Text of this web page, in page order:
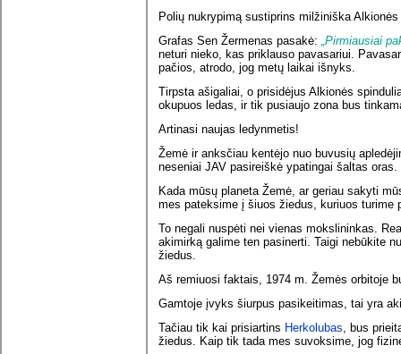
Polių nukrypimą sustiprins milžiniška
Grafas Sen Žermenas pasakė: „Pirmiausiai
neturi nieko, kas priklauso pavasariui.
pačios, atrodo, jog metų laikai išnyks.
Tirpsta ašigaliai, o prisidėjus Alkionės
okupuos ledas, ir tik pusiaujo zona bus
Artinasi naujas ledynmetis!
Žemė ir anksčiau kentėjo nuo buvusių
neseniai JAV pasireiškė ypatingai šaltas oras.
Kada mūsų planeta Žemė, ar geriau sakyti
mes pateksime į šiuos žiedus, kuriuos
To negali nuspėti nei vienas mokslininkas.
akimirką galime ten pasinerti. Taigi nebūkite
žiedus.
Aš remiuosi faktais, 1974 m. Žemės orbitoje
Gamtoje įvyks šiurpus pasikeitimas, tai yra
Tačiau tik kai prisiartins Herkolubas, bus
žiedus. Kaip tik tada mes suvoksime, jog